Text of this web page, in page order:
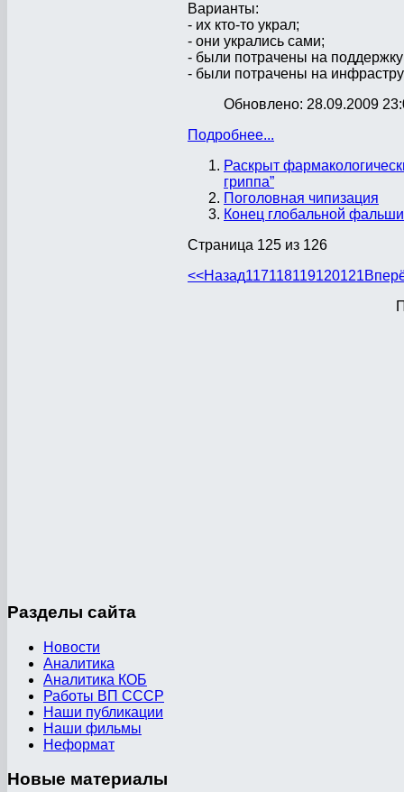
Варианты:
- их кто-то украл;
- они укрались сами;
- были потрачены на
- были потрачены на
Обновлено: 28.09.2009
Подробнее...
Раскрыт
гриппа”
Поголовная чипизация
Конец глобальной
Страница 125 из 126
<<Назад117118119120121
Разделы сайта
Новости
Аналитика
Аналитика КОБ
Работы ВП СССР
Наши публикации
Наши фильмы
Неформат
Новые материалы